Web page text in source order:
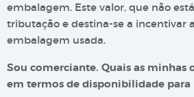
embalagem. Este valor, que não
tributação e destina-se a incentivar
embalagem usada.
Sou comerciante. Quais as minhas
em termos de disponibilidade para